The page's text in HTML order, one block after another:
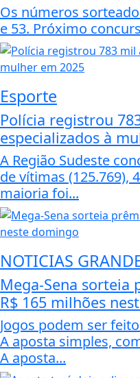
Os números
e 53. Próximo
Esporte
Polícia registrou
especializados à
A Região Sudeste
de vítimas (125.769),
maioria foi...
NOTICIAS
Mega-Sena sorteia
R$ 165 milhões
Jogos podem ser
A aposta simples,
A aposta...